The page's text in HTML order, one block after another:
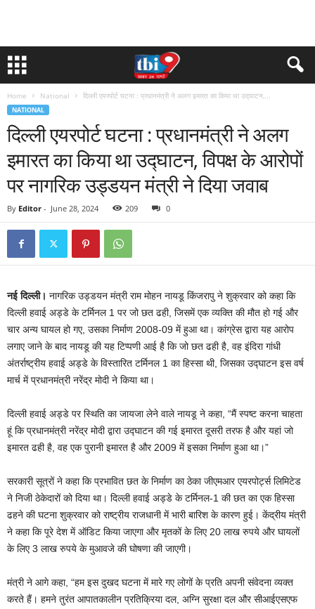
Home National दिल्ली एयरपोर्ट घटना : प्रधानमंत्री ने अलग इमारत का किया था उद्घाटन,...
NATIONAL
दिल्ली एयरपोर्ट घटना : प्रधानमंत्री ने अलग
इमारत का किया था उद्घाटन, विपक्ष के आरोपों
पर नागरिक उड्डयन मंत्री ने दिया जवाब
By Editor - June 28, 2024 209 0
नई दिल्ली। नागरिक उड्डयन मंत्री राम मोहन नायडू किंजरापु ने शुक्रवार को कहा कि
दिल्ली हवाई अड्डे के टर्मिनल 1 पर जो छत ढही, जिसमें एक व्यक्ति की मौत हो गई और
चार अन्य घायल हो गए, उसका निर्माण 2008-09 में हुआ था। कांग्रेस द्वारा यह आरोप
लगाए जाने के बाद नायडू की यह टिप्पणी आई है कि जो छत ढही है, वह इंदिरा गांधी
अंतर्राष्ट्रीय हवाई अड्डे के विस्तारित टर्मिनल 1 का हिस्सा थी, जिसका उद्घाटन इस वर्ष
मार्च में प्रधानमंत्री नरेंद्र मोदी ने किया था।
दिल्ली हवाई अड्डे पर स्थिति का जायजा लेने वाले नायडू ने कहा, “मैं स्पष्ट करना चाहता
हूं कि प्रधानमंत्री नरेंद्र मोदी द्वारा उद्घाटन की गई इमारत दूसरी तरफ है और यहां जो
इमारत ढही है, वह एक पुरानी इमारत है और 2009 में इसका निर्माण हुआ था।”
सरकारी सूत्रों ने कहा कि प्रभावित छत के निर्माण का ठेका जीएमआर एयरपोर्ट्स लिमिटेड
ने निजी ठेकेदारों को दिया था। दिल्ली हवाई अड्डे के टर्मिनल-1 की छत का एक हिस्सा
ढहने की घटना शुक्रवार को राष्ट्रीय राजधानी में भारी बारिश के कारण हुई। केंद्रीय मंत्री
ने कहा कि पूरे देश में ऑडिट किया जाएगा और मृतकों के लिए 20 लाख रुपये और घायलों
के लिए 3 लाख रुपये के मुआवजे की घोषणा की जाएगी।
मंत्री ने आगे कहा, “हम इस दुखद घटना में मारे गए लोगों के प्रति अपनी संवेदना व्यक्त
करते हैं। हमने तुरंत आपातकालीन प्रतिक्रिया दल, अग्नि सुरक्षा दल और सीआईएसएफ